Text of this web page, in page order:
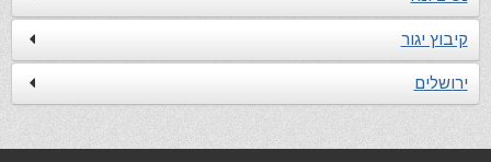
קיבוץ יגור
ירושלים